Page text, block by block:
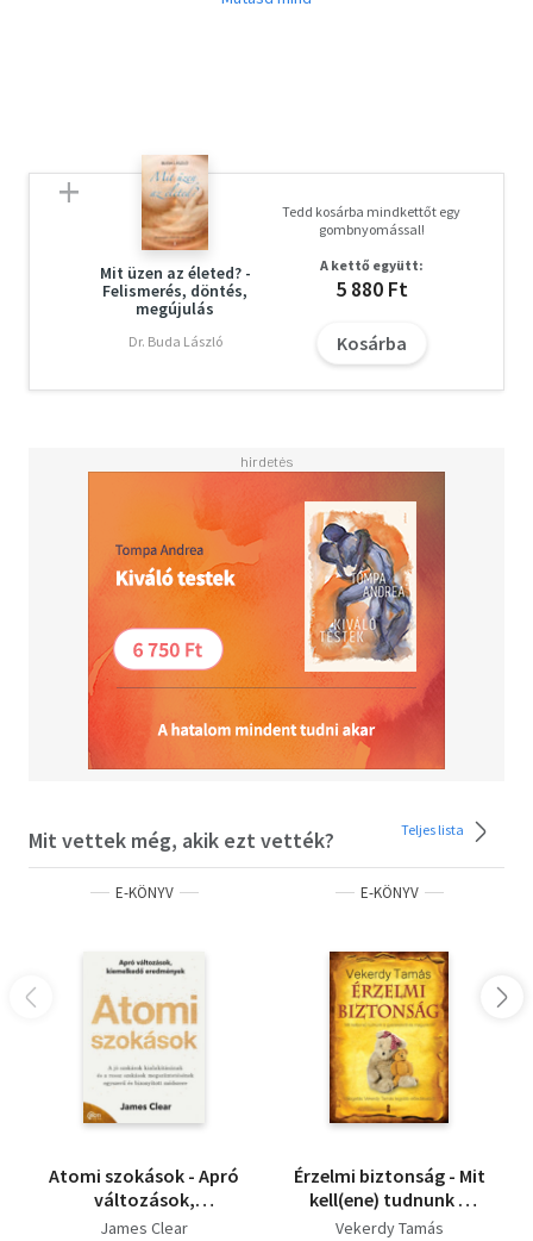
során szerzett tapasztalatait olvasmányos történetekkel
szemléltetve kiderül, mivel érvényesülhetünk a
párkeresők (olykor kegyetlen) piacán, illetve hogyan
tudunk ebben az önismereti folyamatban visszatalálni a
szabadsághoz és az önelfogadáshoz, vagyis
önmagunkhoz.
A letöltéssel kapcsolatos kérdésekre
itttalálhat választ.
Mit üzen az életed? -
Felismerés, döntés,
megújulás
Dr. Buda László
Tedd kosárba mindkettőt egy
gombnyomással!
A kettő együtt:
5 880 Ft
Kosárba
Mit vettek még, akik ezt vették? Teljes lista
E-KÖNYV
Atomi szokások - Apró
változások,
kiemelkedő
James Clear
E-KÖNYV
Érzelmi biztonság - Mit
kell(ene) tudnunk a
gyerekekről és
Vekerdy Tamás